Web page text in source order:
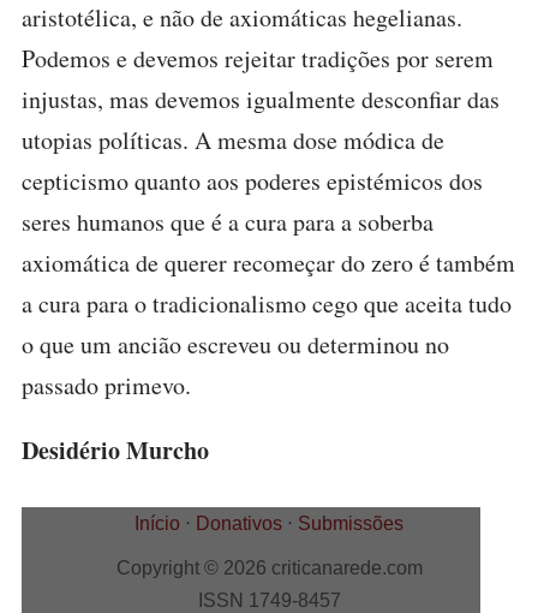
aristotélica, e não de axiomáticas hegelianas.
Podemos e devemos rejeitar tradições por serem
injustas, mas devemos igualmente desconfiar das
utopias políticas. A mesma dose módica de
cepticismo quanto aos poderes epistémicos dos
seres humanos que é a cura para a soberba
axiomática de querer recomeçar do zero é também
a cura para o tradicionalismo cego que aceita tudo
o que um ancião escreveu ou determinou no
passado primevo.
Desidério Murcho
Início ⋅ Donativos ⋅ Submissões
Copyright © 2026 criticanarede.com
ISSN 1749-8457